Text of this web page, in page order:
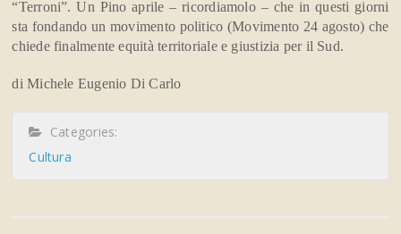
“Terroni”. Un Pino aprile – ricordiamolo – che in questi giorni
sta fondando un movimento politico (Movimento 24 agosto) che
chiede finalmente equità territoriale e giustizia per il Sud.
di Michele Eugenio Di Carlo
Categories:
Cultura